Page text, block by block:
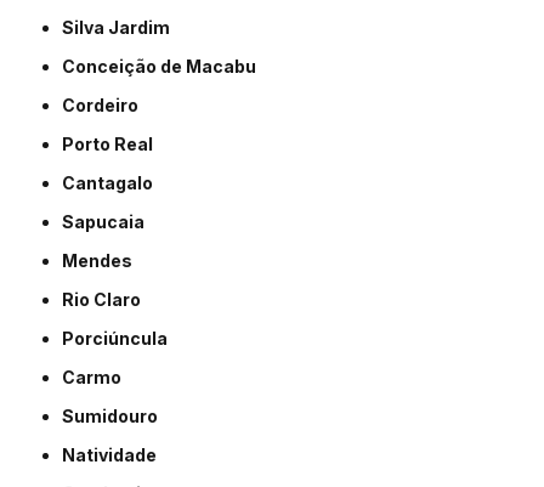
Silva Jardim
Conceição de Macabu
Cordeiro
Porto Real
Cantagalo
Sapucaia
Mendes
Rio Claro
Porciúncula
Carmo
Sumidouro
Natividade